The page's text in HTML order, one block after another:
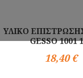
ΥΛΙΚΟ
GESSO 1001
18,40 €